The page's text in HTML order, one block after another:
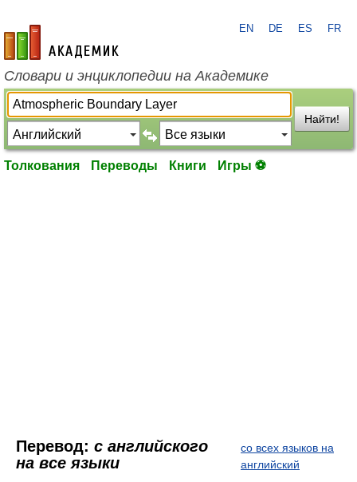
academic.ru
EN DE ES FR
Словари и энциклопедии на Академике
Найти!
Толкования Переводы Книги Игры ⚽
Перевод: с английского
на все языки
со всех языков на
английский